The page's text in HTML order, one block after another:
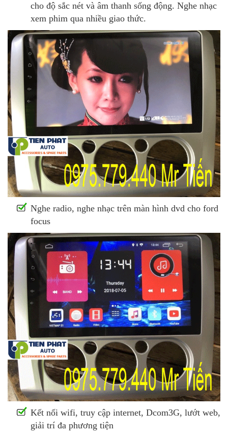
cho độ sắc nét và âm thanh sống động. Nghe nhạc
xem phim qua nhiều giao thức.
Nghe radio, nghe nhạc trên màn hình dvd cho ford
focus
Kết nối wifi, truy cập internet, Dcom3G, lướt web,
giải trí đa phương tiện